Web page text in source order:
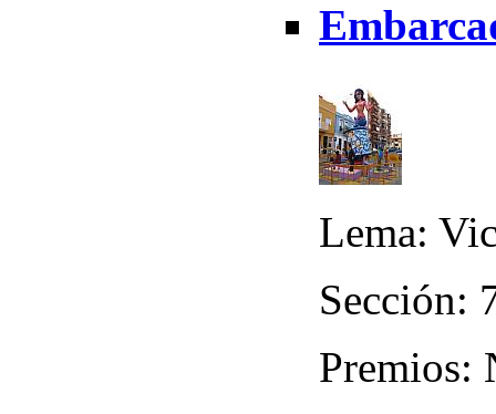
Lema:
Sección:
Premios: